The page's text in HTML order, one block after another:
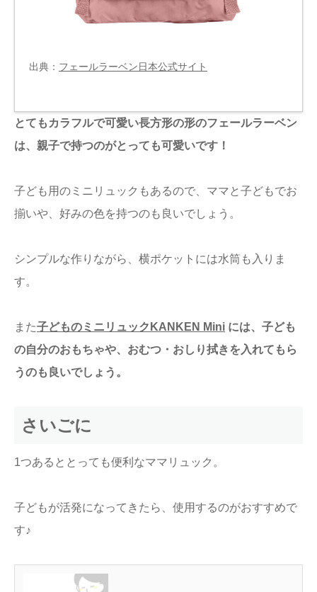
出典： フェールラーベン日本公式サイト
とてもカラフルで可愛い長方形の形のフェールラーベン
は、親子で持つのがとっても可愛いです！
子ども用のミニリュックもあるので、ママと子どもでお
揃いや、好みの色を持つのも良いでしょう。
シンプルな作りながら、横ポケットには水筒も入りま
す。
また子どものミニリュックKANKEN Mini には、子ども
の自分のおもちゃや、おむつ・おしり拭きを入れてもら
うのも良いでしょう。
さいごに
1つあるととっても便利なママリュック。
子どもが活発になってきたら、使用するのがおすすめで
す♪